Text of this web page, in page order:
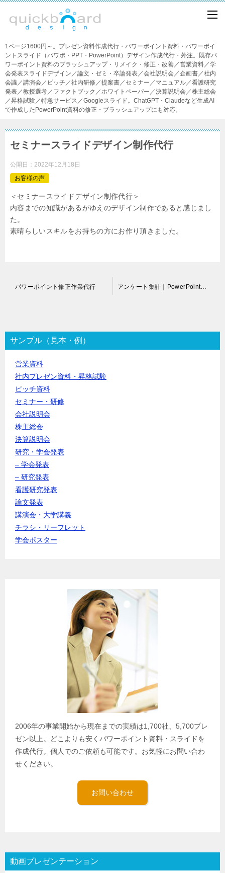
1ページ1600円～。プレゼン資料作成代行・パワーポイント資料・パワーポイ
ントスライド（パワポ・PPT・PowerPoint）デザイン作成代行・外注。既存パ
ワーポイント資料のブラッシュアップ・リメイク・修正・改善／営業資料／学
会発表スライドデザイン／論文・ゼミ・卒論発表／会社説明会／企画書／社内
会議／講演会／ピッチ／社内研修／提案書／セミナー／マニュアル／看護研究
発表／教授選考／ファクトブック／ホワイトペーパー／決算説明会／株主総会
／昇格試験／特急サービス／Googleスライド。ChatGPT・Claudeなど生成AI
で作成したPowerPoint資料の修正・ブラッシュアップにも対応。
セミナースライドデザイン制作代行
公開日： 2022年12月18日
お客様の声
＜セミナースライドデザイン制作代行＞
内容までの知識があるがゆえのデザイン制作であると感じまし
た。
素晴らしいスキルをお持ちの方にお作り頂きました。
ゲ
ー
シ
パワーポイント修正作業代行 アンケート集計｜PowerPoint作成代行
サンプル（見本・例）
営業資料
社内プレゼン資料・昇格試験
ピッチ資料
セミナー・研修
会社説明会
株主総会
決算説明会
研究・学会発表
– 学会発表
– 研究発表
看護研究発表
論文発表
講演会・大学講義
チラシ・リーフレット
学会ポスター
2006年の事業開始から現在までの実績は1,700社、5,700プレ
ゼン以上。どこよりも安くパワーポイント資料・スライドを
作成代行。個人でのご依頼も可能です。お気軽にお問い合わ
せください。
お問い合わせ
動画プレゼンテーション